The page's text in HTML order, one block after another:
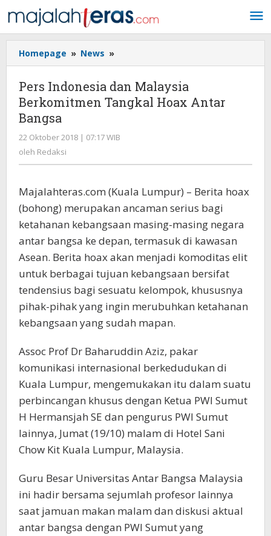
ke
konten
Homepage » News »
Indonesia
Malaysia
Berkomitmen
Antar
Pers Indonesia dan Malaysia
Berkomitmen Tangkal Hoax Antar
Bangsa
22 Oktober 2018 | 07:17 WIB
oleh Redaksi
Majalahteras.com (Kuala Lumpur) – Berita hoax
(bohong) merupakan ancaman serius bagi
ketahanan kebangsaan masing-masing negara
antar bangsa ke depan, termasuk di kawasan
Asean. Berita hoax akan menjadi komoditas elit
untuk berbagai tujuan kebangsaan bersifat
tendensius bagi sesuatu kelompok, khususnya
pihak-pihak yang ingin merubuhkan ketahanan
kebangsaan yang sudah mapan.
Assoc Prof Dr Baharuddin Aziz, pakar
komunikasi internasional berkedudukan di
Kuala Lumpur, mengemukakan itu dalam suatu
perbincangan khusus dengan Ketua PWI Sumut
H Hermansjah SE dan pengurus PWI Sumut
lainnya, Jumat (19/10) malam di Hotel Sani
Chow Kit Kuala Lumpur, Malaysia.
Guru Besar Universitas Antar Bangsa Malaysia
ini hadir bersama sejumlah profesor lainnya
saat jamuan makan malam dan diskusi aktual
antar bangsa dengan PWI Sumut yang